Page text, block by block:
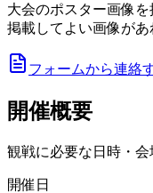
大会のポスター画像を
掲載してよい画像があ
フォームから連絡
開催概要
観戦に必要な日時・会
開催日